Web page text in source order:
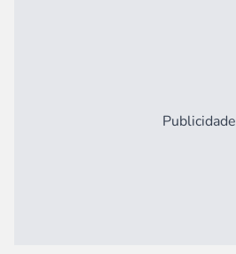
Publicidade